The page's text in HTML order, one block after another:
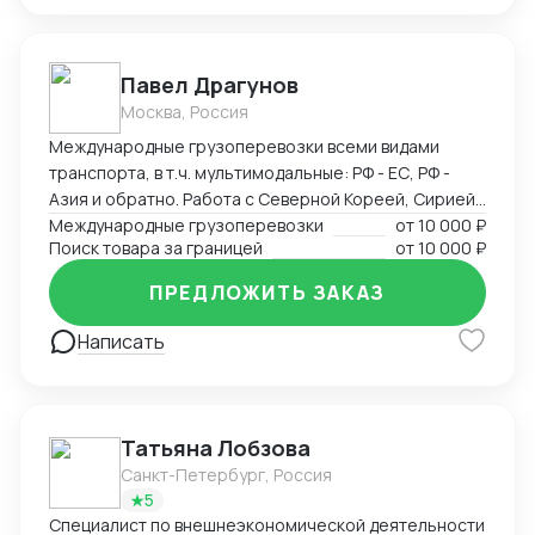
поставщиками), -сопровождение в командировках в
качестве переводчика
Павел Драгунов
Москва, Россия
Международные грузоперевозки всеми видами
транспорта, в т.ч. мультимодальные: РФ - ЕС, РФ -
Азия и обратно. Работа с Северной Кореей, Сирией,
Ираном. Поиск поставщиков товара под заказ,
проведение переговоров, доведение до контракта с
максимально возможными комфортными условиями
для заказчика. Разработка логистических схем под
заказ в зависимости от ситуации. Привлечение
контрагентов - исполнителей почти из любых точек
Международные грузоперевозки от10 000 ₽
Поиск товара за границей
от10 000 ₽
Написать
ПРЕДЛОЖИТЬ ЗАКАЗ
Татьяна Лобзова
Санкт-Петербург, Россия
5
Специалист по внешнеэкономической деятельности